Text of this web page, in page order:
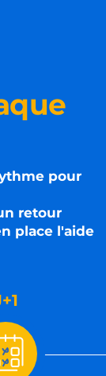
pour
retour
place l'aide